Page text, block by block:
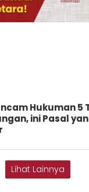
Hukuman 5
ini Pasal
Lihat Lainnya